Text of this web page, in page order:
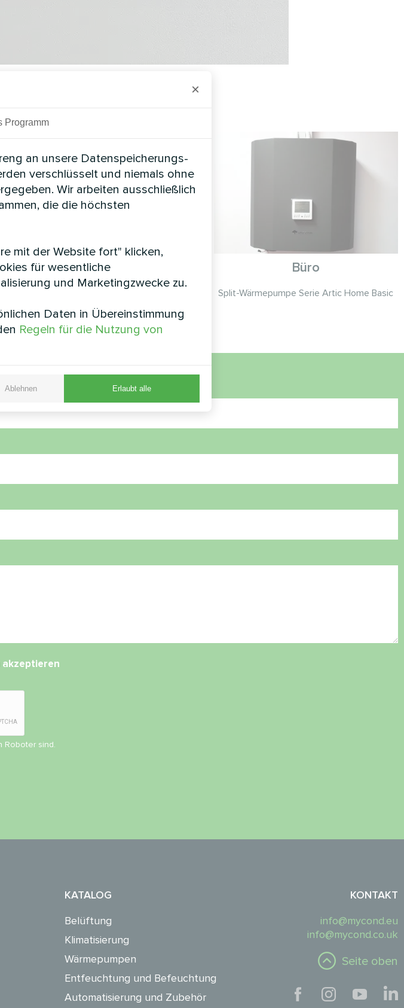
Verwaltungsgebäude Büro
Split-Wärmepumpe Serie Artic Home Basic
akzeptieren
Roboter sind.
KATALOG
Belüftung
Klimatisierung
Wärmepumpen
Entfeuchtung und Befeuchtung
Automatisierung und Zubehör
KONTAKT
info@mycond.eu
info@mycond.co.uk
Seite oben
×
Programm
an unsere Datenspeicherungs-
verschlüsselt und niemals ohne
Wir arbeiten ausschließlich
die die höchsten
mit der Website fort" klicken,
für wesentliche
und Marketingzwecke zu.
Daten in Übereinstimmung
Regeln für die Nutzung von
Ablehnen Erlaubt alle